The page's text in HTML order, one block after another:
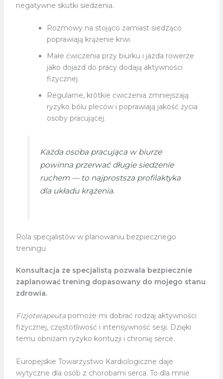
negatywne skutki siedzenia.
Rozmowy na stojąco zamiast siedząco
poprawiają krążenie krwi.
Małe ćwiczenia przy biurku i jazda rowerze
jako dojazd do pracy dodają aktywności
fizycznej.
Regularne, krótkie ćwiczenia zmniejszają
ryzyko bólu pleców i poprawiają jakość życia
osoby pracującej.
Każda osoba pracująca w biurze
powinna przerwać długie siedzenie
ruchem — to najprostsza profilaktyka
dla układu krążenia.
Rola specjalistów w planowaniu bezpiecznego
treningu
Konsultacja ze specjalistą pozwala bezpiecznie
zaplanować trening dopasowany do mojego stanu
zdrowia.
Fizjoterapeutapomoże mi dobrać rodzaj aktywności
fizycznej, częstotliwość i intensywność sesji. Dzięki
temu obniżam ryzyko kontuzji i chronię serce.
Europejskie Towarzystwo Kardiologiczne daje
wytyczne dla osób z chorobami serca. To dla mnie